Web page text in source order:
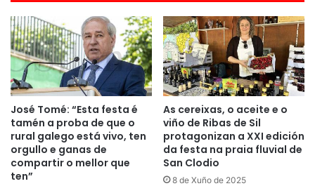
José Tomé: “Esta festa é
tamén a proba de que o
rural galego está vivo, ten
orgullo e ganas de
compartir o mellor que
ten”
As cereixas, o aceite e o
viño de Ribas de Sil
protagonizan a XXI edición
da festa na praia fluvial de
San Clodio
8 de Xuño de 2025